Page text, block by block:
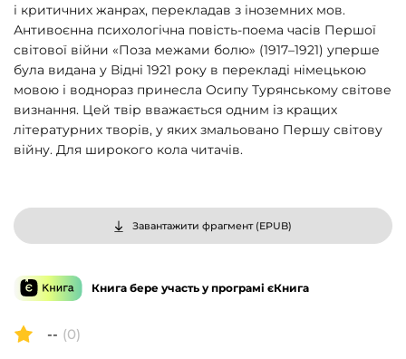
і критичних жанрах, перекладав з іноземних мов.
Антивоєнна психологічна повість-поема часів Першої
світової війни «Поза межами болю» (1917–1921) уперше
була видана у Відні 1921 року в перекладі німецькою
мовою і воднораз принесла Осипу Турянському світове
визнання. Цей твір вважається одним із кращих
літературних творів, у яких змальовано Першу світову
війну. Для широкого кола читачів.
Завантажити фрагмент (EPUB)
Книга бере участь у програмі єКнига
-- (0)